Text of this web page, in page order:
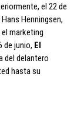
el 22 de
Henningsen,
marketing
de junio, El
del delantero
hasta su